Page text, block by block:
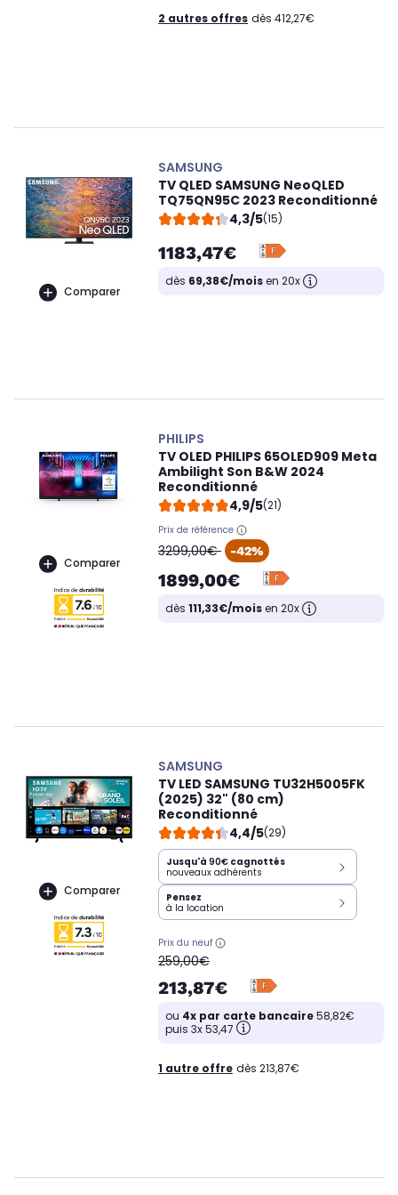
2 autres offres dès 412,27€
Comparer
SAMSUNG
TV QLED SAMSUNG NeoQLED
TQ75QN95C 2023 Reconditionné
4,3/5(15)
1183,47€
dès 69,38€/moisen 20x
Comparer
PHILIPS
TV OLED PHILIPS 65OLED909 Meta
Ambilight Son B&W 2024
Reconditionné
4,9/5(21)
Prix de référence
oldPrice
3299,00€ -42%
1899,00€
dès 111,33€/moisen 20x
Comparer
SAMSUNG
TV LED SAMSUNG TU32H5005FK
(2025) 32" (80 cm)
Reconditionné
4,4/5(29)
Jusqu'à 90€ cagnottés
nouveaux adhérents
Pensez
à la location
Prix du neuf
oldPrice
259,00€
213,87€
ou 4x par carte bancaire58,82€
puis 3x 53,47
1 autre offre dès 213,87€